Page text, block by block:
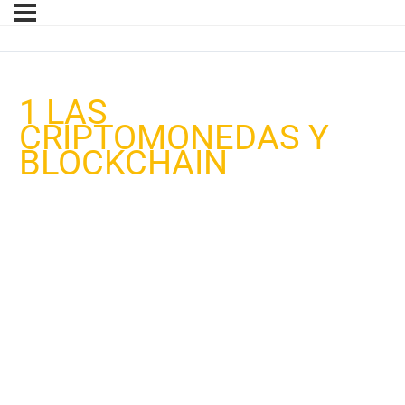
1 LAS
CRIPTOMONEDAS Y
BLOCKCHAIN